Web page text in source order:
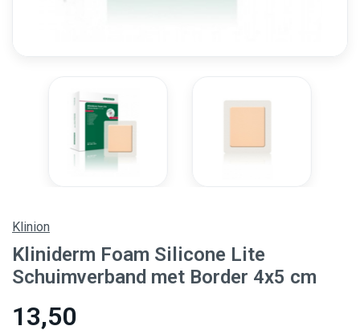
Klinion
Kliniderm Foam Silicone Lite
Schuimverband met Border 4x5 cm
13,50